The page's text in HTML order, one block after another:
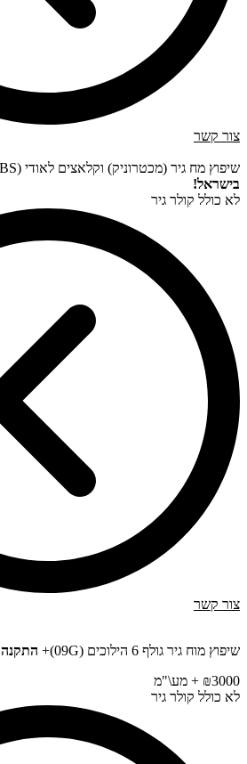
צור קשר
שיפוץ מח גיר (מכטרוניק) וקלאצים לאודי Q5 (OBS)
בישראל!
לא כולל קולר גיר
צור קשר
שיפוץ מוח גיר גולף 6 הילוכים (09G)+
התקנה
₪3000 + מע\"מ
לא כולל קולר גיר